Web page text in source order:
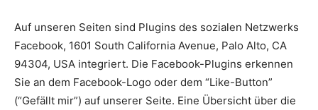
Auf unseren Seiten sind Plugins des sozialen Netzwerks
Facebook, 1601 South California Avenue, Palo Alto, CA
94304, USA integriert. Die Facebook-Plugins erkennen
Sie an dem Facebook-Logo oder dem “Like-Button”
(“Gefällt mir”) auf unserer Seite. Eine Übersicht über die